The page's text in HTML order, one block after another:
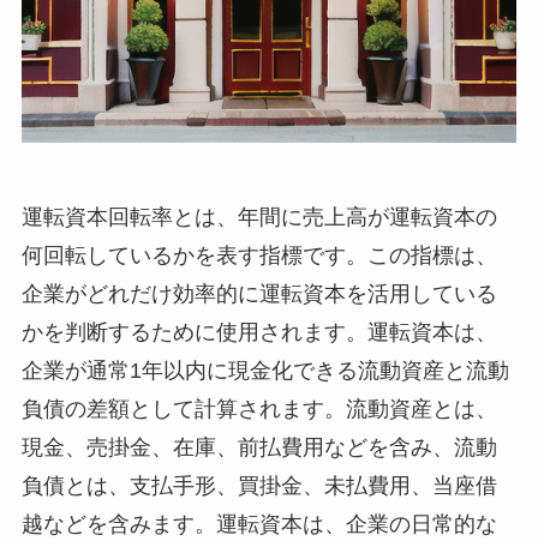
運転資本回転率とは、年間に売上高が運転資本の
何回転しているかを表す指標です。
この指標は、
企業がどれだけ効率的に運転資本を活用している
かを判断するために使用されます。運転資本は、
企業が通常1年以内に現金化できる流動資産と流動
負債の差額として計算されます。流動資産とは、
現金、売掛金、在庫、前払費用などを含み、流動
負債とは、支払手形、買掛金、未払費用、当座借
越などを含みます。運転資本は、企業の日常的な